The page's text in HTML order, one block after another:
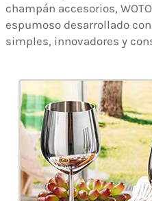
champán accesorios,
espumoso desarrollado
simples, innovadores y